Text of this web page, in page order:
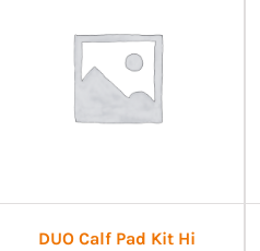
DUO Calf Pad Kit Hi